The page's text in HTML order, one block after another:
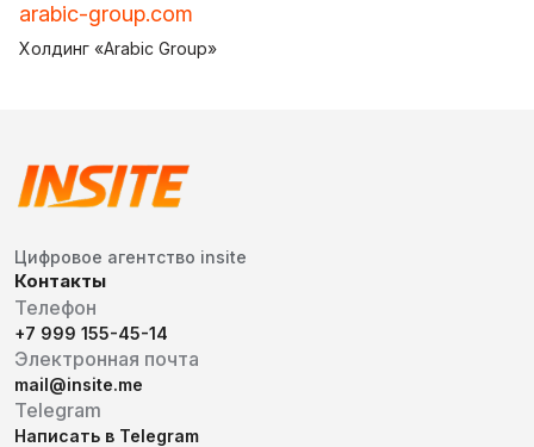
arabic-group.com
Холдинг «Arabic Group»
Цифровое агентство insite
Контакты
Телефон
+7 999 155-45-14
Электронная почта
mail@insite.me
Telegram
Написать в Telegram